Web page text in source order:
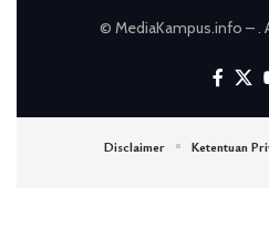
© MediaKampus.info – .
Disclaimer Ketentuan